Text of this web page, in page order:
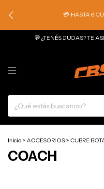
💳 HASTA 6
💬 ¿TENÉS DUDAS? TE
Inicio > ACCESORIOS > CUBRE
COACH